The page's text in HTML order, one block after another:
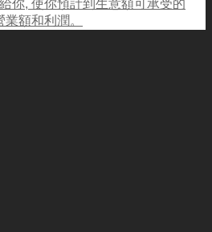
你, 使你預計到生意額可承受的
額和利潤。